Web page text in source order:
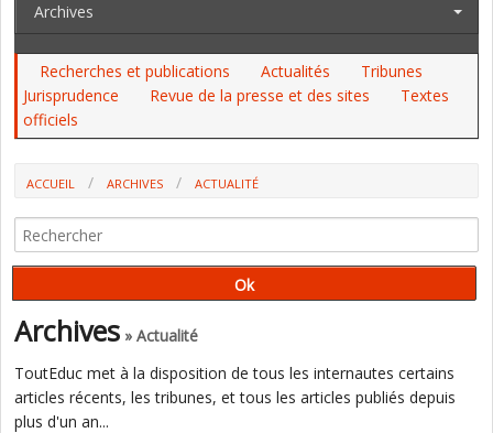
Archives
Recherches et publications Actualités
Tribunes
Jurisprudence
Revue de la presse et des sites
Textes
officiels
ACCUEIL ARCHIVES
ACTUALITÉ
Archives » Actualité
ToutEduc met à la disposition de tous les internautes certains
articles récents, les tribunes, et tous les articles publiés depuis
plus d'un an...